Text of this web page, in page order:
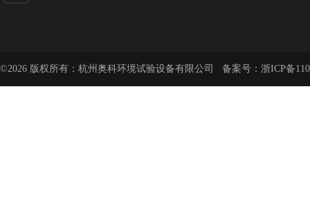
©2026 版权所有：杭州奥科环境试验设备有限公司 备案号： 浙ICP备